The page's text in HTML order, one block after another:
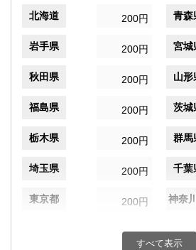
北海道 200円 青森
岩手県 200円 宮城
秋田県 200円 山形
福島県 200円 茨城
栃木県 200円 群馬
埼玉県 200円 千葉
東京都 200円 神奈
200円 富山
すべて表示